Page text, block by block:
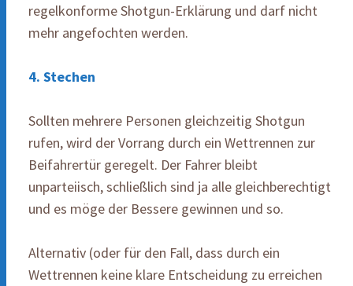
regelkonforme Shotgun-Erklärung und darf nicht
mehr angefochten werden.
4. Stechen
Sollten mehrere Personen gleichzeitig Shotgun
rufen, wird der Vorrang durch ein Wettrennen zur
Beifahrertür geregelt. Der Fahrer bleibt
unparteiisch, schließlich sind ja alle gleichberechtigt
und es möge der Bessere gewinnen und so.
Alternativ (oder für den Fall, dass durch ein
Wettrennen keine klare Entscheidung zu erreichen